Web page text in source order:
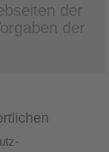
der
der